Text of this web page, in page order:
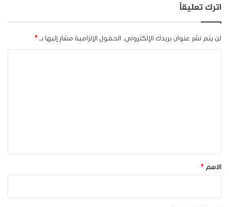
اترك تعليقاً
لن يتم نشر عنوان بريدك الإلكتروني. الحقول الإلزامية مشار إليها بـ *
*الاسم *